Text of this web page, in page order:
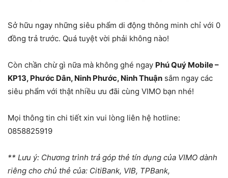
Sở hữu ngay những siêu phẩm di động thông minh chỉ với 0
đồng trả trước. Quá tuyệt vời phải không nào!
Còn chần chừ gì nữa mà không ghé ngay Phú Quý Mobile –
KP13, Phước Dân, Ninh Phước, Ninh Thuận sắm ngay các
siêu phẩm với thật nhiều ưu đãi cùng VIMO bạn nhé!
Mọi thông tin chi tiết xin vui lòng liên hệ hotline:
0858825919
** Lưu ý: Chương trình trả góp thẻ tín dụng của VIMO dành
riêng cho chủ thẻ của: CitiBank, VIB, TPBank,